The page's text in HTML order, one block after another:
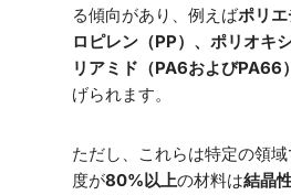
る傾向があり、例えばポリ
ロピレン（PP）、ポリオキ
リアミド（PA6およびPA66
げられます。
ただし、これらは特定の領
度が80%以上の材料は結晶